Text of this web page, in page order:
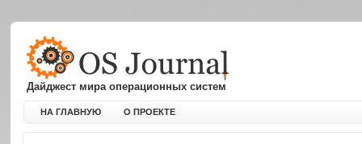
Дайджест мира операционных систем
НА ГЛАВНУЮ О ПРОЕКТЕ